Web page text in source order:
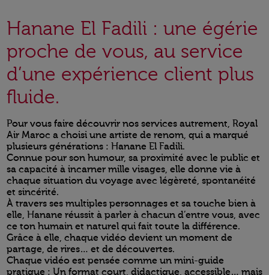
Hanane El Fadili : une égérie
proche de vous, au service
d’une expérience client plus
fluide.
Pour vous faire découvrir nos services autrement, Royal
Air Maroc a choisi une artiste de renom, qui a marqué
plusieurs générations : Hanane El Fadili.
Connue pour son humour, sa proximité avec le public et
sa capacité à incarner mille visages, elle donne vie à
chaque situation du voyage avec légèreté, spontanéité
et sincérité.
À travers ses multiples personnages et sa touche bien à
elle, Hanane réussit à parler à chacun d’entre vous, avec
ce ton humain et naturel qui fait toute la différence.
Grâce à elle, chaque vidéo devient un moment de
partage, de rires… et de découvertes.
Chaque vidéo est pensée comme un mini-guide
pratique : Un format court, didactique, accessible… mais